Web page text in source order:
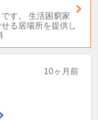
す。 生活困窮家
る居場所を提供し
10ヶ月前